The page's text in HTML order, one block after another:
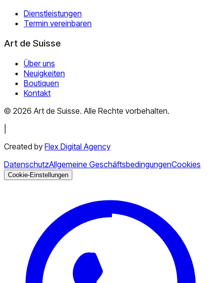
Dienstleistungen
Termin vereinbaren
Art de Suisse
Über uns
Neuigkeiten
Boutiquen
Kontakt
© 2026 Art de Suisse. Alle Rechte vorbehalten.
Created by Flex Digital Agency
DatenschutzAllgemeine GeschäftsbedingungenCookies
Cookie-Einstellungen